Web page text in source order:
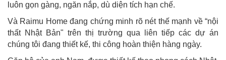
luôn gọn gàng, ngăn nắp, dù diện tích hạn chế.
Và Raimu Home đang chứng minh rõ nét thế mạnh về “nội
thất Nhật Bản" trên thị trường qua liên tiếp các dự án
chúng tôi đang thiết kế, thi công hoàn thiện hàng ngày.